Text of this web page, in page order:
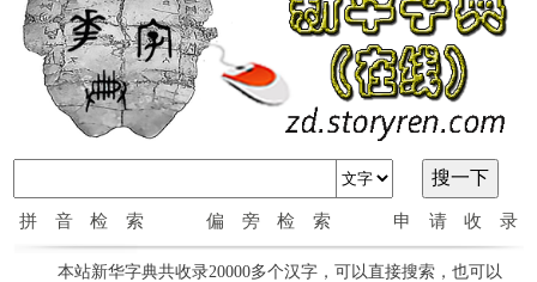
拼音检索 偏旁检索 申请收录
本站新华字典共收录20000多个汉字，可以直接搜索，也可以